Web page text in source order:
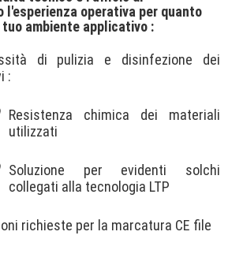
l'esperienza operativa per quanto
ambiente applicativo :
di pulizia e disinfezione dei
:
Resistenza chimica dei materiali
utilizzati
Soluzione per evidenti solchi
collegati alla tecnologia LTP
richieste per la marcatura CE file